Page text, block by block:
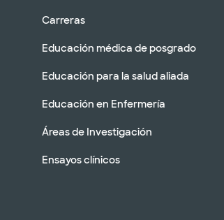
Carreras
Educación médica de posgrado
Educación para la salud aliada
Educación en Enfermería
Áreas de Investigación
Ensayos clínicos